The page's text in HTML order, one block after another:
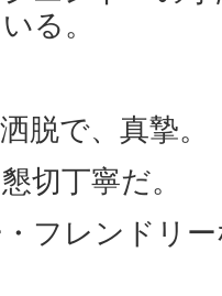
る。
脱で、真摯。
切丁寧だ。
フレンドリ